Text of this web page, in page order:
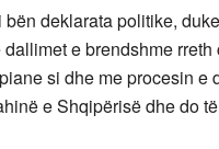
bën deklarata politike,
e brendshme
si dhe me procesin
e Shqipërisë dhe do